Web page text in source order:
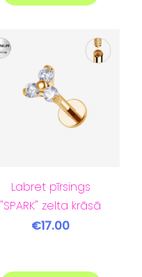
Labret pīrsings
"SPARK" zelta krāsā
€17.00